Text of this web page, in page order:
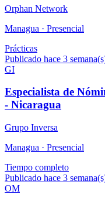
Orphan Network
Managua · Presencial
Prácticas
Publicado hace 3
GI
Especialista de
- Nicaragua
Grupo Inversa
Managua · Presencial
Tiempo completo
Publicado hace 3
OM